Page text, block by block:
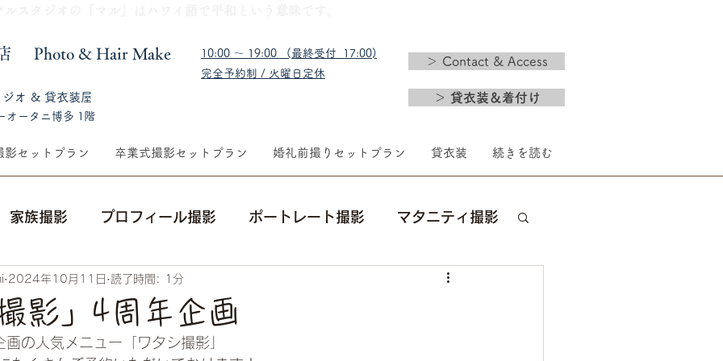
​Photo & Hair Make
10:00 〜 19:00 (最終受付 17:00)​
完全予約制 / 火曜日定休
＞ Contact & Access
ジオ & 貸衣装屋 ＞ 貸衣装＆着付け
オータニ博多 1階
影セットプラン 卒業式撮影セットプラン 婚礼前撮りセットプラン 貸衣装 続きを読む
家族撮影 プロフィール撮影 ポートレート撮影 マタニティ撮影
集合写真 出張撮影 婚礼
グフォト メイクレッスン
影」4周年企画
2024年10月11日 読了時間: 1分
の人気メニュー「ワタシ撮影」